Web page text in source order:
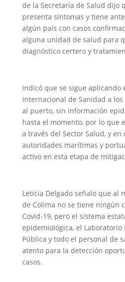
de la Secretaría de Salud dijo
presenta síntomas y tiene
algún país con casos
alguna unidad de salud para
diagnóstico certero y
Indicó que se sigue aplicando
Internacional de Sanidad a
al puerto, sin información
hasta el momento, por lo que
a través del Sector Salud, y
autoridades marítimas y
activo en esta etapa de
Leticia Delgado señalo que al
de Colima no se tiene ningún
Covid-19, pero el sistema
epidemiológica, el Laboratorio
Pública y todo el personal de
atento para la detección
casos.